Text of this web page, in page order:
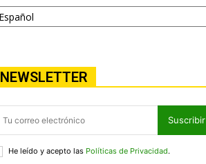
NEWSLETTER
Suscribir
He leído y acepto las Políticas de Privacidad.